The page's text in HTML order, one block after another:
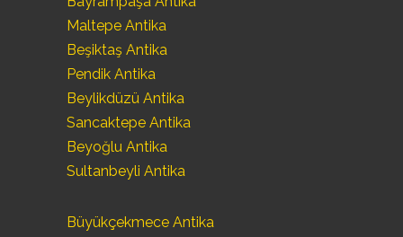
Maltepe Antika
Beşiktaş Antika
Pendik Antika
Beylikdüzü Antika
Sancaktepe Antika
Beyoğlu Antika
Sultanbeyli Antika
Büyükçekmece Antika